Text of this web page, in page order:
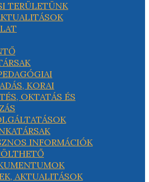
TERÜLETÜNK
KORAI
OKTATÁS ÉS
INFORMÁCIÓK
AKTUALITÁSOK